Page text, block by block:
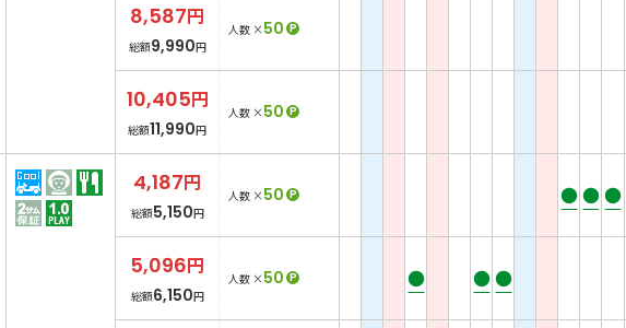
8,587円
総額9,990円
人数 × 50 P
10,405円
総額11,990円
人数 × 50 P
4,187円
総額5,150円
人数 × 50 P ●●●
5,096円
総額6,150円
人数 × 50 P ● ●●